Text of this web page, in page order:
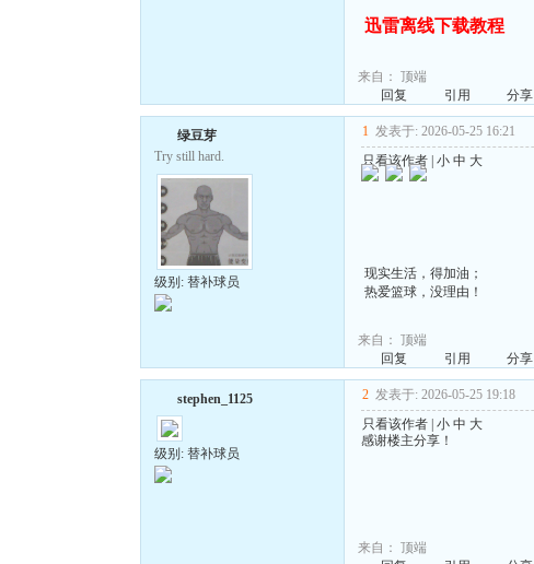
迅雷离线下载教程
来自： 顶端
回复
引用 分享
绿豆芽
Try still hard.
级别: 替补球员
1 发表于: 2026-05-25 16:21
只看该作者| 小 中 大
现实生活，得加油；
热爱篮球，没理由！
来自： 顶端
回复
引用 分享
stephen_1125
级别: 替补球员
2 发表于: 2026-05-25 19:18
只看该作者| 小 中 大
感谢楼主分享！
来自： 顶端